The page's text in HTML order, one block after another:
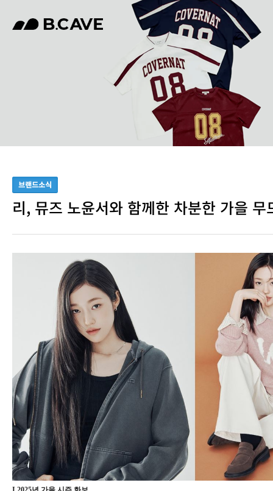
브랜드소식
리, 뮤즈 노윤서와 함께한 차분한 가을 무